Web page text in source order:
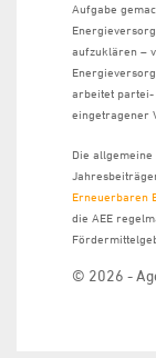
Aufgabe
aufzuklären –
arbeitet partei-
eingetragener
Die
Erneuerbaren
die AEE
© 2026 -